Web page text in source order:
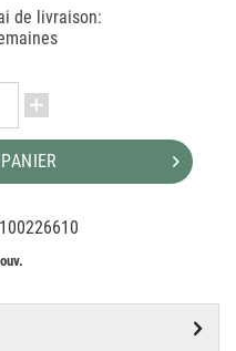
de livraison:
100226610